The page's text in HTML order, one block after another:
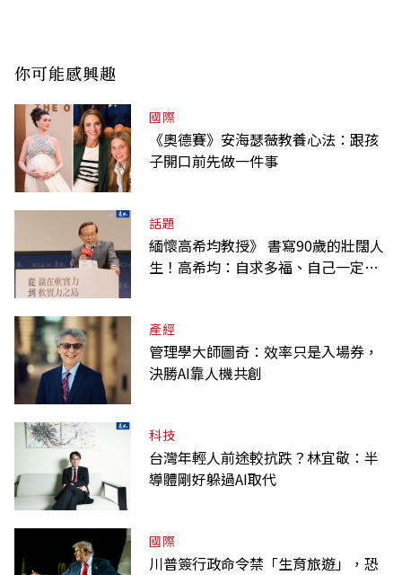
你可能感興趣
國際
《奧德賽》安海瑟薇教養心法：跟孩
子開口前先做一件事
話題
緬懷高希均教授》 書寫90歲的壯闊人
生！高希均：自求多福、自己一定要
產經
管理學大師圖奇：效率只是入場券，
決勝AI靠人機共創
科技
台灣年輕人前途較抗跌？林宜敬：半
導體剛好躲過AI取代
國際
川普簽行政命令禁「生育旅遊」，恐